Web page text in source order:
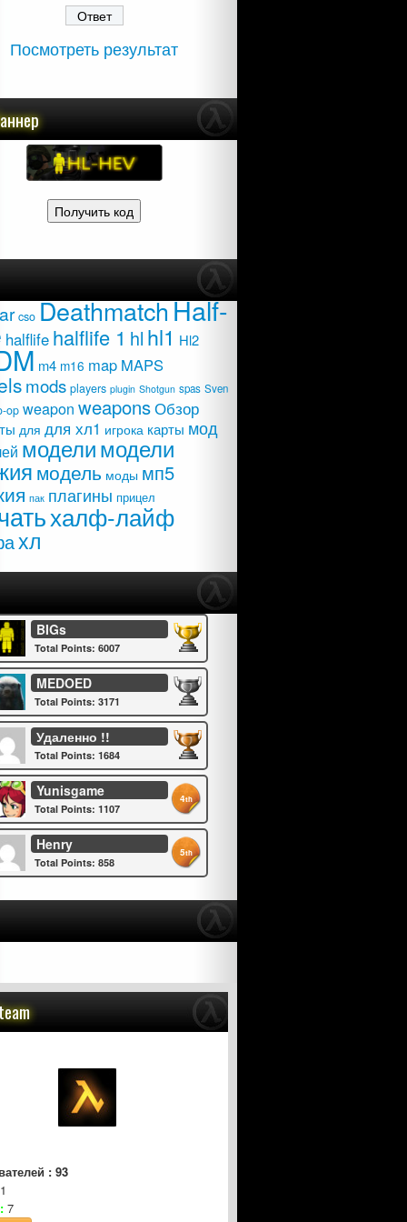
Посмотреть результат
cso DeathmatchHalf-
halflife halflife 1 hl hl1 Hl2
m4 m16 map MAPS
mods players plugin Shotgun spas Sven
op weapon weaponsОбзор
для для хл1 игрока карты мод
моделимодели
модель моды мп5
пак плагины прицел
халф-лайф
хл
BIGs
Total Points: 6007
MEDOED
Total Points: 3171
Удаленно !!
Total Points: 1684
Yunisgame
Total Points: 1107
4th
Henry
Total Points: 858
5th
: 93
7